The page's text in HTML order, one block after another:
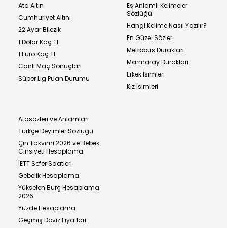
Ata Altın
Cumhuriyet Altını
22 Ayar Bilezik
1 Dolar Kaç TL
1 Euro Kaç TL
Canlı Maç Sonuçları
Süper Lig Puan Durumu
Eş Anlamlı Kelimeler
Sözlüğü
Hangi Kelime Nasıl Yazılır?
En Güzel Sözler
Metrobüs Durakları
Marmaray Durakları
Erkek İsimleri
Kız İsimleri
Atasözleri ve Anlamları
Türkçe Deyimler Sözlüğü
Çin Takvimi 2026 ve Bebek
Cinsiyeti Hesaplama
İETT Sefer Saatleri
Gebelik Hesaplama
Yükselen Burç Hesaplama
2026
Yüzde Hesaplama
Geçmiş Döviz Fiyatları